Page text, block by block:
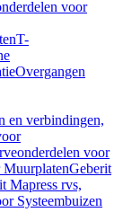
voor
T-
Overgangen
en verbindingen,
voor
MuurplatenGeberit
Mapress rvs,
Systeembuizen